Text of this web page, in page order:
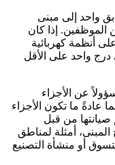
واحد إلى مبنى
الموظفين. إذا كان
أنظمة كهربائية
درج واحد على الأقل
عن الأجزاء
عادةً ما تكون الأجزاء
صيانتها من قبل
المبنى، أمثلة لمناطق
أو منشأة التصنيع